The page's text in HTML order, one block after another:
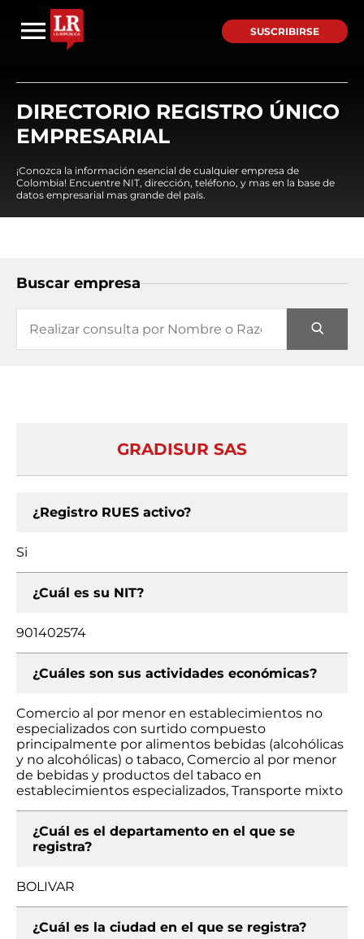
SUSCRIBIRSE
DIRECTORIO REGISTRO ÚNICO
EMPRESARIAL
¡Conozca la información esencial de cualquier empresa de
Colombia! Encuentre NIT, dirección, teléfono, y mas en la base de
datos empresarial mas grande del país.
Buscar empresa
GRADISUR SAS
¿Registro RUES activo?
Si
¿Cuál es su NIT?
901402574
¿Cuáles son sus actividades económicas?
Comercio al por menor en establecimientos no
especializados con surtido compuesto
principalmente por alimentos bebidas (alcohólicas
y no alcohólicas) o tabaco, Comercio al por menor
de bebidas y productos del tabaco en
establecimientos especializados, Transporte mixto
¿Cuál es el departamento en el que se
registra?
BOLIVAR
¿Cuál es la ciudad en el que se registra?